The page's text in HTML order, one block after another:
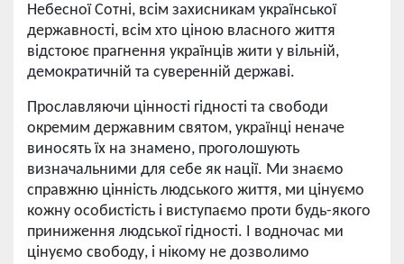
Небесної Сотні, всім захисникам української
державності, всім хто ціною власного життя
відстоює прагнення українців жити у вільній,
демократичній та суверенній державі.
Прославляючи цінності гідності та свободи
окремим державним святом, українці неначе
виносять їх на знамено, проголошують
визначальними для себе як нації. Ми знаємо
справжню цінність людського життя, ми цінуємо
кожну особистість і виступаємо проти будь-якого
приниження людської гідності. І водночас ми
цінуємо свободу, і нікому не дозволимо